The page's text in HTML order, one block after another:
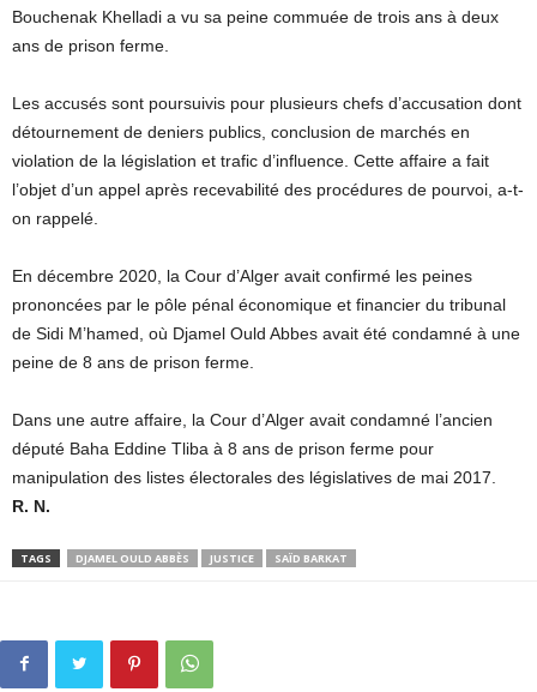
Bouchenak Khelladi a vu sa peine commuée de trois ans à deux
ans de prison ferme.
Les accusés sont poursuivis pour plusieurs chefs d’accusation dont
détournement de deniers publics, conclusion de marchés en
violation de la législation et trafic d’influence. Cette affaire a fait
l’objet d’un appel après recevabilité des procédures de pourvoi, a-t-
on rappelé.
En décembre 2020, la Cour d’Alger avait confirmé les peines
prononcées par le pôle pénal économique et financier du tribunal
de Sidi M’hamed, où Djamel Ould Abbes avait été condamné à une
peine de 8 ans de prison ferme.
Dans une autre affaire, la Cour d’Alger avait condamné l’ancien
député Baha Eddine Tliba à 8 ans de prison ferme pour
manipulation des listes électorales des législatives de mai 2017.
R. N.
TAGS DJAMEL OULD ABBÈS JUSTICE SAÏD BARKAT